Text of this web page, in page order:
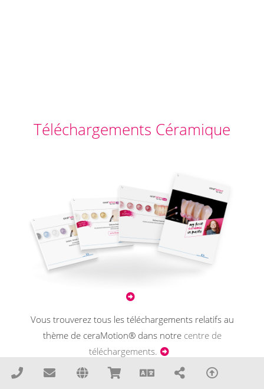
Téléchargements Céramique
Vous trouverez tous les téléchargements relatifs au
thème de ceraMotion® dans notre centre de
téléchargements.